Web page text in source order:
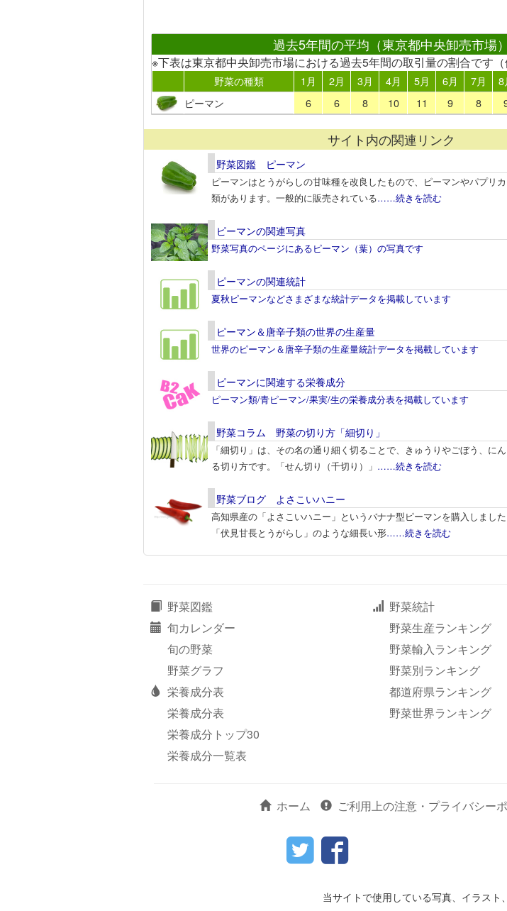
過去5年間の平均（東京都中央卸売市場）
※下表は東京都中央卸売市場における過去5年間の取引量の割合です（
野菜の種類 1月 2月 3月 4月 5月 6月 7月 8
ピーマン
6 6 8 10 11 9 8
サイト内の関連リンク
野菜図鑑 ピーマン
ピーマンはとうがらしの甘味種を改良したもので、ピーマンやパプリ
類があります。一般的に販売されている……続きを読む
ピーマンの関連写真
野菜写真のページにあるピーマン（葉）の写真です
ピーマンの関連統計
夏秋ピーマンなどさまざまな統計データを掲載しています
ピーマン＆唐辛子類の世界の生産量
世界のピーマン＆唐辛子類の生産量統計データを掲載しています
ピーマンに関連する栄養成分
ピーマン類/青ピーマン/果実/生の栄養成分表を掲載しています
野菜コラム 野菜の切り方「細切り」
「細切り」は、その名の通り細く切ることで、きゅうりやごぼう、に
る切り方です。「せん切り（千切り）」 ……続きを読む
野菜ブログ よさこいハニー
高知県産の「よさこいハニー」というバナナ型ピーマンを購入しまし
「伏見甘長とうがらし」のような細長い形……続きを読む
野菜図鑑
旬カレンダー
旬の野菜
野菜グラフ
栄養成分表
栄養成分表
栄養成分トップ30
栄養成分一覧表
野菜統計
野菜生産ランキング
野菜輸入ランキング
野菜別ランキング
都道府県ランキング
野菜世界ランキング
ホーム ご利用上の注意・プライバシー
当サイトで使用している写真、イラスト